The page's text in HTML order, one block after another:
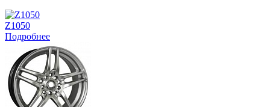
Z1050
Подробнее